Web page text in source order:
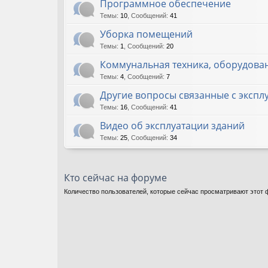
Программное обеспечение
Темы: 10 Сообщений: 41
Уборка помещений
Темы: 1 Сообщений: 20
Коммунальная техника,
Темы: 4 Сообщений: 7
Другие вопросы связанные с
Темы: 16 Сообщений: 41
Видео об эксплуатации зданий
Темы: 25 Сообщений: 34
Кто сейчас на форуме
Количество пользователей, которые сейчас просматривают